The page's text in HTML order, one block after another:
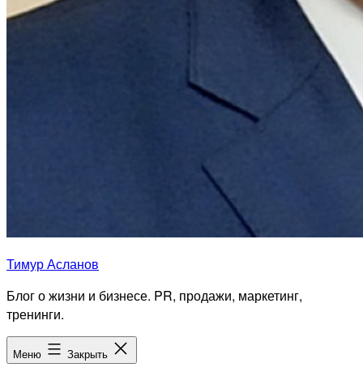
Тимур Асланов
Блог о жизни и бизнесе. PR, продажи, маркетинг,
тренинги.
Меню Закрыть